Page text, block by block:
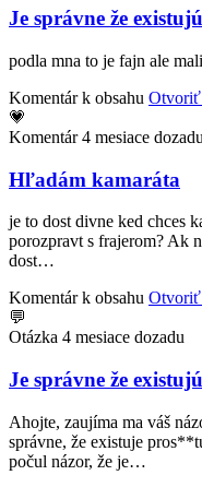
Je správne že
podla mna to je fajn ale
Komentár k obsahu Otvoriť
💗
Komentár 4 mesiace dozadu
Hľadám kamaráta
je to dost divne ked chces
porozpravt s frajerom? Ak
dost…
Komentár k obsahu Otvoriť
💬
Otázka 4 mesiace dozadu
Je správne že
Ahojte, zaujíma ma váš
správne, že existuje
počul názor, že je…